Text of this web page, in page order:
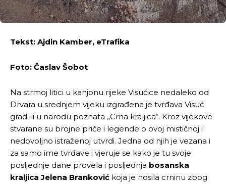
Tekst: Ajdin Kamber, eTrafika
Foto: Časlav Šobot
Na strmoj litici u kanjonu rijeke Visućice nedaleko od
Drvara u srednjem vijeku izgrađena je tvrđava Visuć
grad ili u narodu poznata „Crna kraljica“. Kroz vijekove
stvarane su brojne priče i legende o ovoj mističnoj i
nedovoljno istraženoj utvrdi. Jedna od njih je vezana i
za samo ime tvrđave i vjeruje se kako je tu svoje
posljednje dane provela i posljednja bosanska
kraljica Jelena Branković koja je nosila crninu zbog